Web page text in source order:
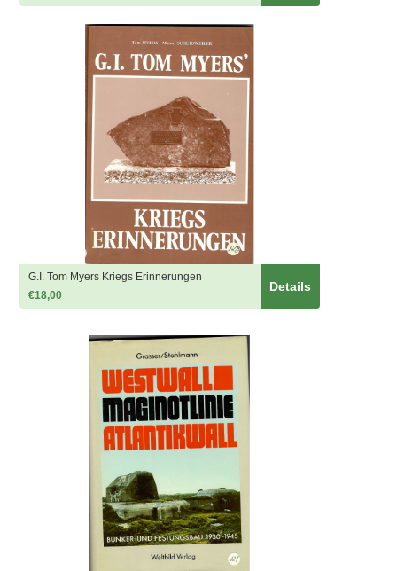
Details
G.I. Tom Myers Kriegs Erinnerungen
€18,00